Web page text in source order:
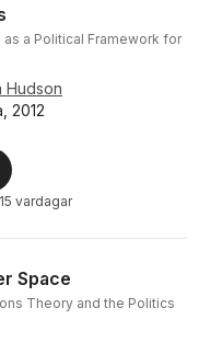
a Political Framework for
Hudson
2012
vardagar
Space
Theory and the Politics